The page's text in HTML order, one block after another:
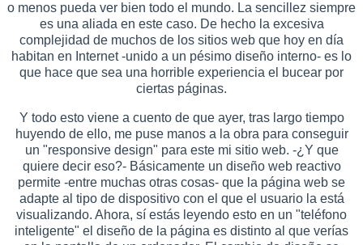
o menos pueda ver bien todo el mundo. La sencillez siempre
es una aliada en este caso. De hecho la excesiva
complejidad de muchos de los sitios web que hoy en día
habitan en Internet -unido a un pésimo diseño interno- es lo
que hace que sea una horrible experiencia el bucear por
ciertas páginas.
Y todo esto viene a cuento de que ayer, tras largo tiempo
huyendo de ello, me puse manos a la obra para conseguir
un "responsive design" para este mi sitio web. -¿Y que
quiere decir eso?- Básicamente un diseño web reactivo
permite -entre muchas otras cosas- que la página web se
adapte al tipo de dispositivo con el que el usuario la está
visualizando. Ahora, sí estás leyendo esto en un "teléfono
inteligente" el diseño de la página es distinto al que verías